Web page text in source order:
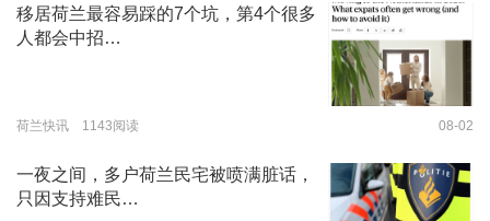
移居荷兰最容易踩的7个坑，第4个很多
人都会中招…
荷兰快讯 1143阅读 08-02
一夜之间，多户荷兰民宅被喷满脏话，
只因支持难民…